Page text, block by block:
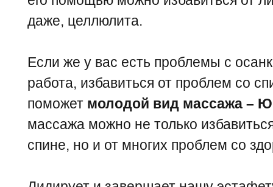
даже, целлюлита.
Если же у вас есть проблемы с
работа, избавиться от проблем со
поможет молодой вид массажа –
массажа можно не только
спине, но и от многих проблем со